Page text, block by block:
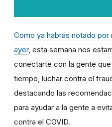
Como ya habrás notado
ayer, esta semana nos
conectarte con la gente
tiempo, luchar contra el
destacando las
para ayudar a la gente a
contra el COVID.